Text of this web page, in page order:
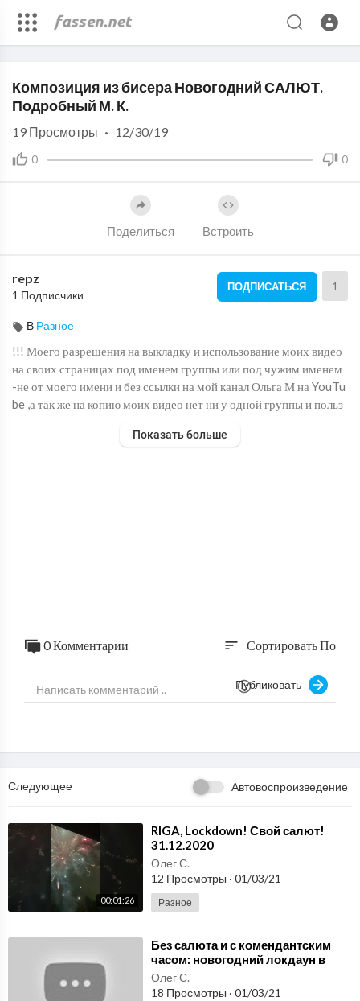
Download File: https://www.youtube.com/watch?v=te7PndKzcHI
Композиция из бисера Новогодний САЛЮТ.
Подробный М. К.
0 0
19 Просмотры · 12/30/19
Поделиться Встроить
repz
1 Подписчики
ПОДПИСАТЬСЯ 1
В Разное
!!! Моего разрешения на выкладку и использование моих видео
на своих страницах под именем группы или под чужим именем
-не от моего имени и без ссылки на мой канал Ольга М на YouTu
be ,а так же на копию моих видео нет ни у одной группы и польз
действия будут расцениваться как нарушение моих авторских п
Показать больше
0 Комментарии sort Сортировать По
Публиковать
Следующее Автовоспроизведение
00:01:26
⁣RIGA, Lockdown! Свой салют!
31.12.2020
Олег С.
12 Просмотры · 01/03/21
Разное
⁣Без салюта и с комендантским
часом: новогодний локдаун в
Европе - Россия 24
Олег С.
18 Просмотры · 01/03/21